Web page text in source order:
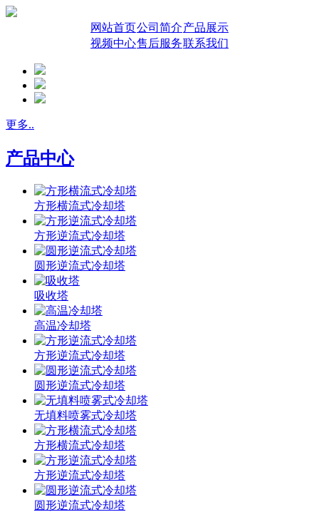
网站首页公司简介产品展示
视频中心售后服务联系我们
更多..
产品中心
方形横流式冷却塔
方形逆流式冷却塔
圆形逆流式冷却塔
吸收塔
高温冷却塔
方形逆流式冷却塔
圆形逆流式冷却塔
无填料喷雾式冷却塔
方形横流式冷却塔
方形逆流式冷却塔
圆形逆流式冷却塔